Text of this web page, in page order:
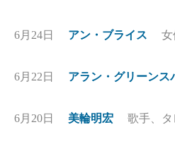
6月24日 アン・ブライス 女
6月22日 アラン・グリーンス
6月20日 美輪明宏 歌手、